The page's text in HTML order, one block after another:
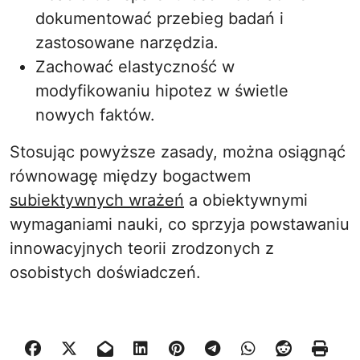
dokumentować przebieg badań i
zastosowane narzędzia.
Zachować elastyczność w
modyfikowaniu hipotez w świetle
nowych faktów.
Stosując powyższe zasady, można osiągnąć
równowagę między bogactwem
subiektywnych wrażeń a obiektywnymi
wymaganiami nauki, co sprzyja powstawaniu
innowacyjnych teorii zrodzonych z
osobistych doświadczeń.